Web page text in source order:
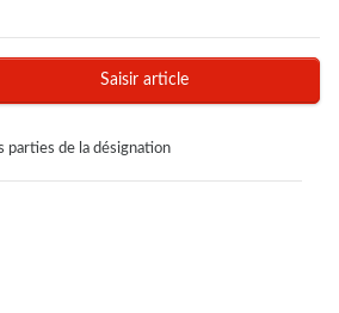
Saisir article
parties de la désignation